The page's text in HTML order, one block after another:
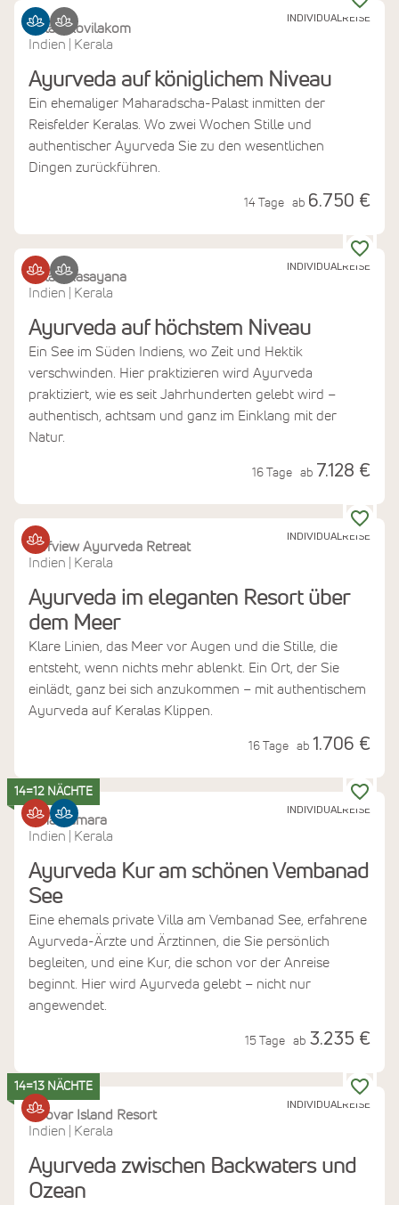
INDIVIDUALREISE
Kalari Kovilakom
Indien
Kerala
Ayurveda auf königlichem Niveau
Ein ehemaliger Maharadscha-Palast inmitten der
Reisfelder Keralas. Wo zwei Wochen Stille und
authentischer Ayurveda Sie zu den wesentlichen
Dingen zurückführen.
14 Tage ab 6.750 €
INDIVIDUALREISE
Kalari Rasayana
Indien
Kerala
Ayurveda auf höchstem Niveau
Ein See im Süden Indiens, wo Zeit und Hektik
verschwinden. Hier praktizieren wird Ayurveda
praktiziert, wie es seit Jahrhunderten gelebt wird –
authentisch, achtsam und ganz im Einklang mit der
Natur.
16 Tage ab 7.128 €
INDIVIDUALREISE
Cliffview Ayurveda Retreat
Indien
Kerala
Ayurveda im eleganten Resort über
dem Meer
Klare Linien, das Meer vor Augen und die Stille, die
entsteht, wenn nichts mehr ablenkt. Ein Ort, der Sie
einlädt, ganz bei sich anzukommen – mit authentischem
Ayurveda auf Keralas Klippen.
16 Tage ab 1.706 €
INDIVIDUALREISE
14=12 NÄCHTE
Amal Tamara
Indien
Kerala
Ayurveda Kur am schönen Vembanad
See
Eine ehemals private Villa am Vembanad See, erfahrene
Ayurveda-Ärzte und Ärztinnen, die Sie persönlich
begleiten, und eine Kur, die schon vor der Anreise
beginnt. Hier wird Ayurveda gelebt – nicht nur
angewendet.
15 Tage ab 3.235 €
INDIVIDUALREISE
14=13 NÄCHTE
Poovar Island Resort
Indien
Kerala
Ayurveda zwischen Backwaters und
Ozean